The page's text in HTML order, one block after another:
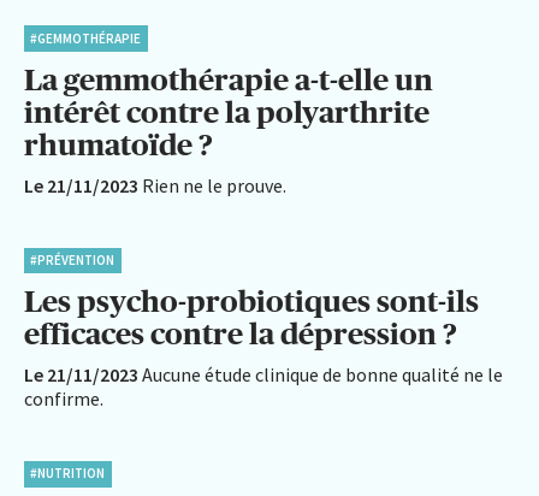
#GEMMOTHÉRAPIE
La gemmothérapie a-t-elle un
intérêt contre la polyarthrite
rhumatoïde ?
Le 21/11/2023 Rien ne le prouve.
#PRÉVENTION
Les psycho-probiotiques sont-ils
efficaces contre la dépression ?
Le 21/11/2023 Aucune étude clinique de bonne qualité ne le
confirme.
#NUTRITION